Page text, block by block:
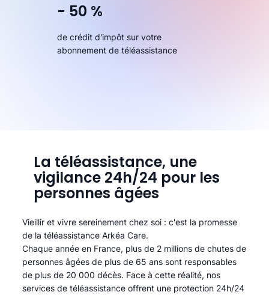
- 50 %
de crédit d'impôt sur votre
abonnement de téléassistance
La téléassistance, une
vigilance 24h/24 pour les
personnes âgées
Vieillir et vivre sereinement chez soi : c'est la promesse
de la téléassistance Arkéa Care.
Chaque année en France, plus de 2 millions de chutes de
personnes âgées de plus de 65 ans sont responsables
de plus de 20 000 décès. Face à cette réalité, nos
services de téléassistance offrent une protection 24h/24